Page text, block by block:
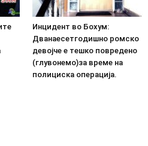
Инцидент во Бохум:
Дванаесетгодишно ромско
девојче е тешко повредено
(глувонемо)за време на
полициска операција.